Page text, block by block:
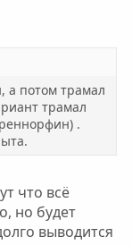
а потом трамал
трамал
.
что всё
но будет
выводится